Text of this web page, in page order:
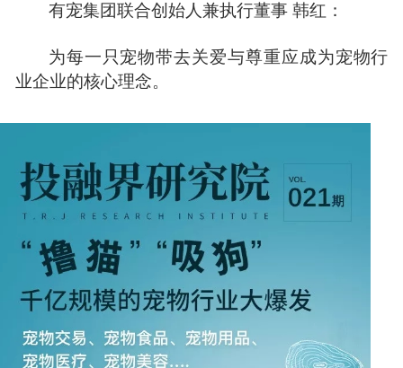
有宠集团联合创始人兼执行董事 韩红：
为每一只宠物带去关爱与尊重应成为宠物行
业企业的核心理念。